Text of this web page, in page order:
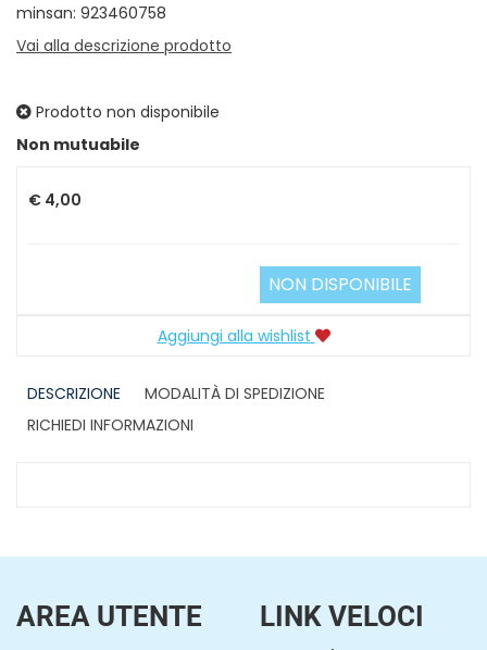
minsan: 923460758
Vai alla descrizione prodotto
Prodotto non disponibile
Non mutuabile
Prezzo
€ 4,00
NON DISPONIBILE
Aggiungi alla wishlist
DESCRIZIONE
MODALITÀ DI SPEDIZIONE
RICHIEDI INFORMAZIONI
AREA UTENTE LINK VELOCI